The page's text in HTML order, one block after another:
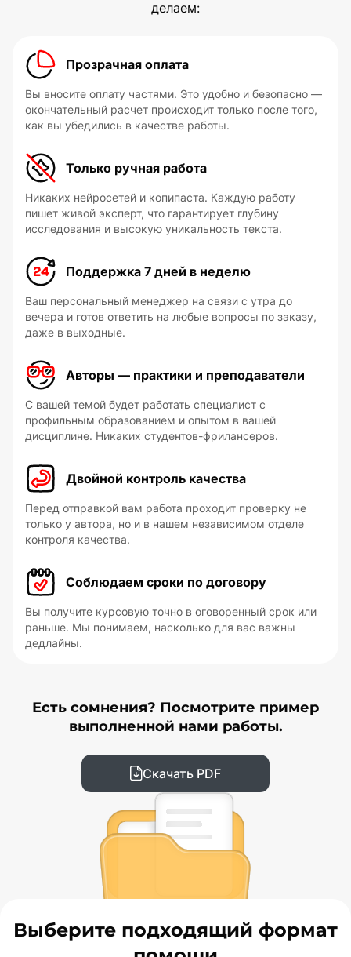
делаем:
Прозрачная оплата
Вы вносите оплату частями. Это удобно и безопасно —
окончательный расчет происходит только после того,
как вы убедились в качестве работы.
Только ручная работа
Никаких нейросетей и копипаста. Каждую работу
пишет живой эксперт, что гарантирует глубину
исследования и высокую уникальность текста.
Поддержка 7 дней в неделю
Ваш персональный менеджер на связи с утра до
вечера и готов ответить на любые вопросы по заказу,
даже в выходные.
Авторы — практики и преподаватели
С вашей темой будет работать специалист с
профильным образованием и опытом в вашей
дисциплине. Никаких студентов-фрилансеров.
Двойной контроль качества
Перед отправкой вам работа проходит проверку не
только у автора, но и в нашем независимом отделе
контроля качества.
Соблюдаем сроки по договору
Вы получите курсовую точно в оговоренный срок или
раньше. Мы понимаем, насколько для вас важны
дедлайны.
Есть сомнения? Посмотрите пример
выполненной нами работы.
Скачать PDF
Выберите подходящий формат